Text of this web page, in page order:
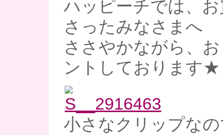
ハッピーチでは、
さったみなさまへ
ささやかながら、
ントしております★
小さなクリップな